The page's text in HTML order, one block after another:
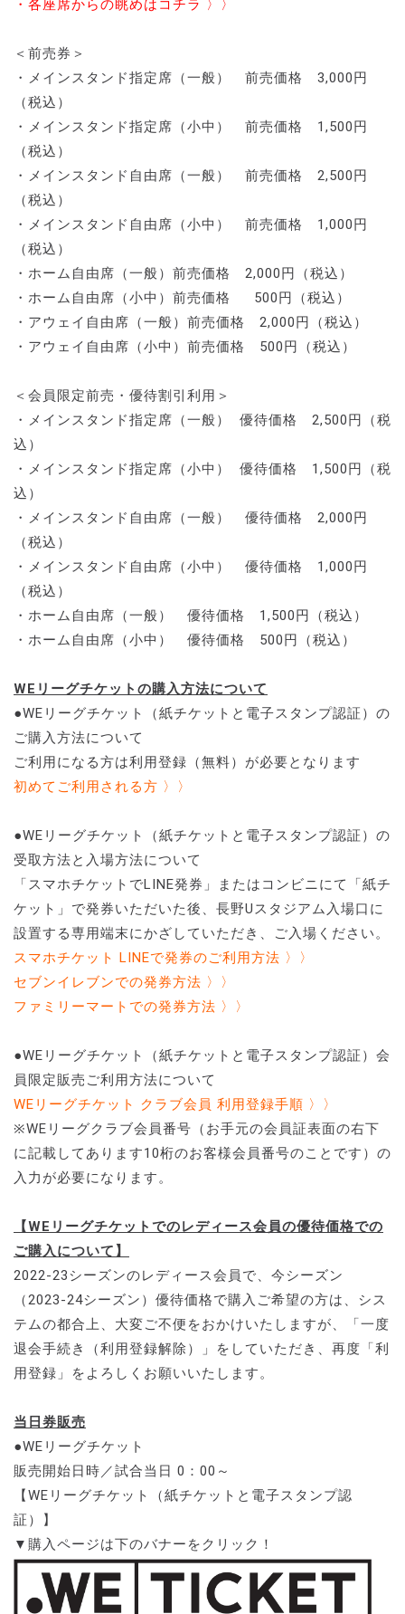
・各座席からの眺めはコチラ 〉〉
＜前売券＞
・メインスタンド指定席（一般） 前売価格 3,000円
（税込）
・メインスタンド指定席（小中） 前売価格 1,500円
（税込）
・メインスタンド自由席（一般） 前売価格 2,500円
（税込）
・メインスタンド自由席（小中） 前売価格 1,000円
（税込）
・ホーム自由席（一般）前売価格 2,000円（税込）
・ホーム自由席（小中）前売価格 500円（税込）
・アウェイ自由席（一般）前売価格 2,000円（税込）
・アウェイ自由席（小中）前売価格 500円（税込）
＜会員限定前売・優待割引利用＞
・メインスタンド指定席（一般） 優待価格 2,500円（税
込）
・メインスタンド指定席（小中） 優待価格 1,500円（税
込）
・メインスタンド自由席（一般） 優待価格 2,000円
（税込）
・メインスタンド自由席（小中） 優待価格 1,000円
（税込）
・ホーム自由席（一般） 優待価格 1,500円（税込）
・ホーム自由席（小中） 優待価格 500円（税込）
WEリーグチケットの購入方法について
●WEリーグチケット（紙チケットと電子スタンプ認証）の
ご購入方法について
ご利用になる方は利用登録（無料）が必要となります
初めてご利用される方 〉〉
●WEリーグチケット（紙チケットと電子スタンプ認証）の
受取方法と入場方法について
「スマホチケットでLINE発券」またはコンビニにて「紙チ
ケット」で発券いただいた後、長野Uスタジアム入場口に
設置する専用端末にかざしていただき、ご入場ください。
スマホチケット LINEで発券のご利用方法 〉〉
セブンイレブンでの発券方法 〉〉
ファミリーマートでの発券方法 〉〉
●WEリーグチケット（紙チケットと電子スタンプ認証）会
員限定販売ご利用方法について
WEリーグチケット クラブ会員 利用登録手順 〉〉
※WEリーグクラブ会員番号（お手元の会員証表面の右下
に記載してあります10桁のお客様会員番号のことです）の
入力が必要になります。
【WEリーグチケットでのレディース会員の優待価格での
ご購入について】
2022-23シーズンのレディース会員で、今シーズン
（2023-24シーズン）優待価格で購入ご希望の方は、シス
テムの都合上、大変ご不便をおかけいたしますが、「一度
退会手続き（利用登録解除）」をしていただき、再度「利
用登録」をよろしくお願いいたします。
当日券販売
●WEリーグチケット
販売開始日時／試合当日 0：00～
【WEリーグチケット（紙チケットと電子スタンプ認
証）】
▼購入ページは下のバナーをクリック！